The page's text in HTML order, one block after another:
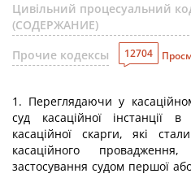
Цивільний процесуальний
(СОДЕРЖАНИЕ)
Прочие кодексы
12704
1. Переглядаючи у
суд касаційної інстанції
касаційної скарги, які
касаційного
застосування судом першої